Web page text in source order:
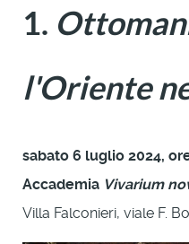
1.
l'Oriente
sabato 6 luglio 2024,
Accademia Vivarium
Villa Falconieri, viale F.